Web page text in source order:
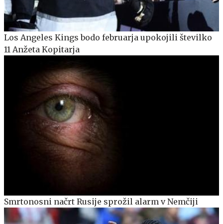
Los Angeles Kings bodo februarja upokojili številko
11 Anžeta Kopitarja
Smrtonosni načrt Rusije sprožil alarm v Nemčiji